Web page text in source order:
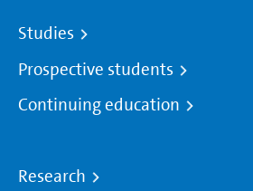
Studies
Prospective students
Continuing education
Research